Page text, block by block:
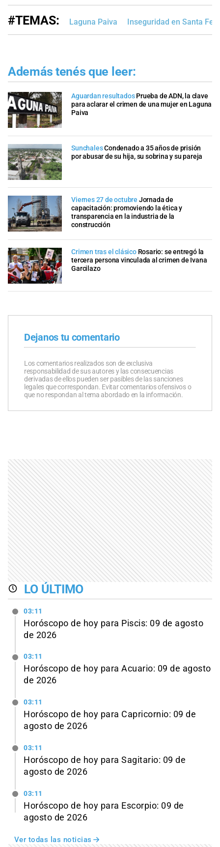
#TEMAS: Laguna Paiva Inseguridad en Santa Fe
Además tenés que leer:
Aguardan resultados Prueba de ADN, la clave
para aclarar el crimen de una mujer en Laguna
Paiva
SunchalesCondenado a 35 años de prisión
por abusar de su hija, su sobrina y su pareja
Viernes 27 de octubre Jornada de
capacitación: promoviendo la ética y
transparencia en la industria de la
construcción
Crimen tras el clásico Rosario: se entregó la
tercera persona vinculada al crimen de Ivana
Garcilazo
Dejanos tu comentario
Los comentarios realizados son de exclusiva
responsabilidad de sus autores y las consecuencias
derivadas de ellos pueden ser pasibles de las sanciones
legales que correspondan. Evitar comentarios ofensivos o
que no respondan al tema abordado en la información.
LO ÚLTIMO
03:11
Horóscopo de hoy para Piscis: 09 de agosto
de 2026
03:11
Horóscopo de hoy para Acuario: 09 de agosto
de 2026
03:11
Horóscopo de hoy para Capricornio: 09 de
agosto de 2026
03:11
Horóscopo de hoy para Sagitario: 09 de
agosto de 2026
03:11
Horóscopo de hoy para Escorpio: 09 de
agosto de 2026
Ver todas las noticias